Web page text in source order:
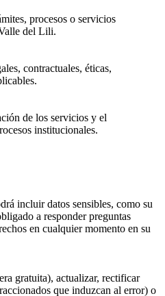
procesos o servicios
del Lili.
contractuales, éticas,
de los servicios y el
institucionales.
incluir datos sensibles, como su
a responder preguntas
en cualquier momento en su
gratuita), actualizar, rectificar
que induzcan al error) o